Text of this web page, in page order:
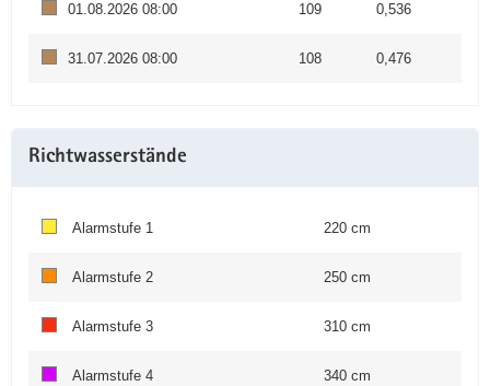
01.08.2026 08:00 109 0,536
31.07.2026 08:00 108 0,476
Richtwasserstände
Alarmstufe 1 220 cm
Alarmstufe 2 250 cm
Alarmstufe 3 310 cm
Alarmstufe 4 340 cm